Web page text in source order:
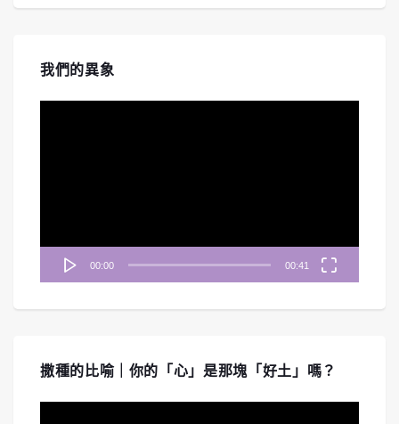
我們的異象
00:00 00:41
撒種的比喻｜你的「心」是那塊「好土」嗎？